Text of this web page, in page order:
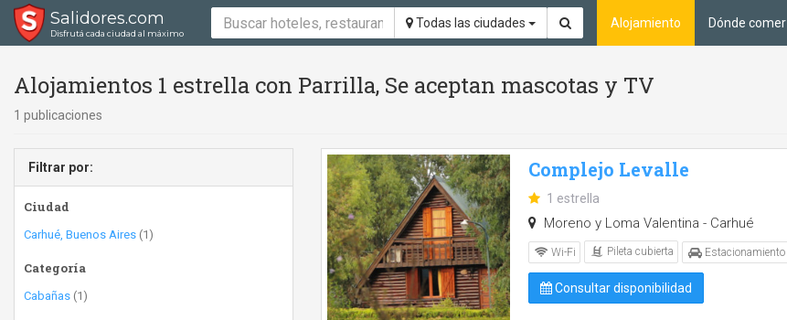
Salidores.com
Disfrutá cada ciudad al máximo
Todas las ciudades Alojamiento Dónde comer
Alojamientos 1 estrella con Parrilla, Se aceptan mascotas y TV
1 publicaciones
Filtrar por:
Ciudad
Carhué, Buenos Aires (1)
Categoría
Cabañas (1)
Complejo Levalle
1 estrella
Moreno y Loma Valentina - Carhué
Wi-Fi Pileta cubierta Estacionamiento
Consultar disponibilidad